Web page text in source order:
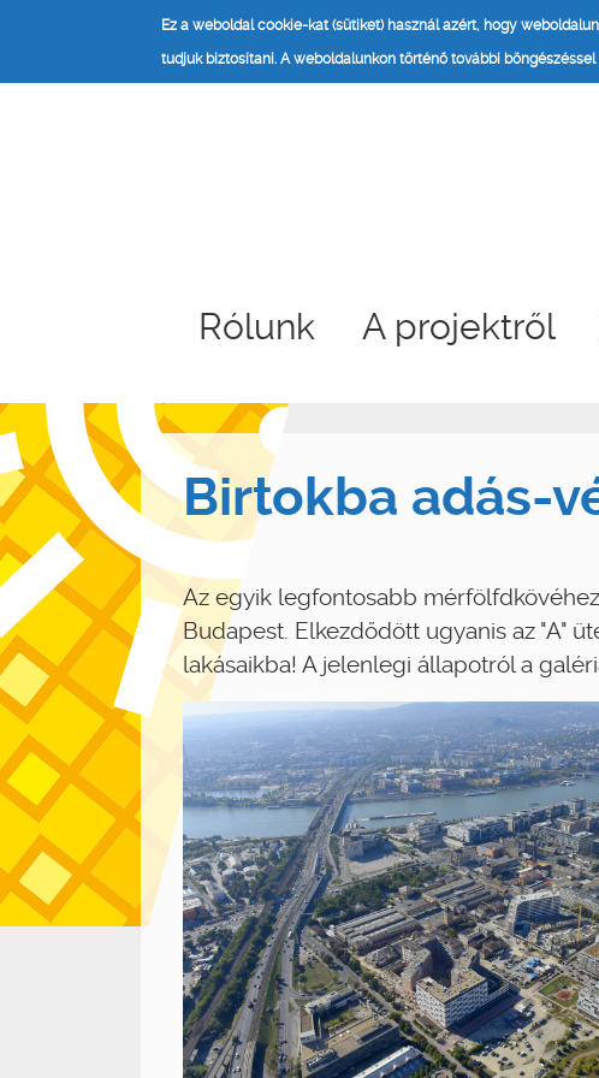
Ez a weboldal cookie-kat (sütiket) használ azért, hogy
tudjuk biztosítani. A weboldalunkon történő további
Rólunk A projektről
Birtokba adás-
Az egyik legfontosabb
Budapest. Elkezdődött ugyanis az "A"
lakásaikba! A jelenlegi állapotról a